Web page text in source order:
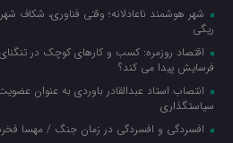
شهر هوشمند ناعادلانه؛ وقتی فناوری، شکاف
ریگی
اقتصاد روزمره: کسب‌ و کارهای کوچک در تنگنای
فرسایش پیدا می کند؟
انتصاب استاد عبدالقادر باوردی به عنوان
سیاستگذاری
افسردگی و افسردگی در زمان جنگ / مهسا